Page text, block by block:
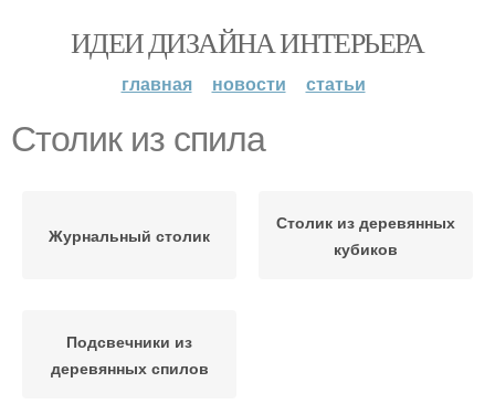
ИДЕИ ДИЗАЙНА ИНТЕРЬЕРА
главная новости статьи
Столик из спила
Журнальный столик
Столик из деревянных
кубиков
Подсвечники из
деревянных спилов